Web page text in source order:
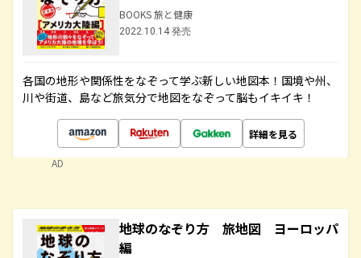
BOOKS 旅と健康
2022.10.14 発売
各国の地形や関係性をなぞって学ぶ新しい地図本！国境や州、
川や街道、島など旅気分で地図をなぞって脳もイキイキ！
詳細を見る
AD
地球のなぞり方 旅地図 ヨーロッパ
編